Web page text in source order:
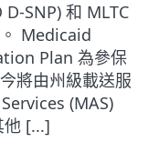
SNP) 和 MLTC
Medicaid
Plan 為參保
將由州級載送服
(MAS)
他 [...]